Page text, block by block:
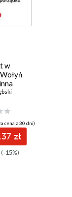
w
cena z 30 dni)
zł
(-15%)